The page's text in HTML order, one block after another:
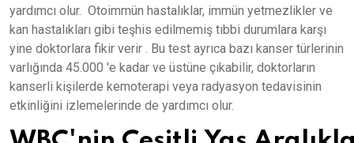
yardımcı olur. Otoimmün hastalıklar, immün yetmezlikler ve
kan hastalıkları gibi teşhis edilmemiş tıbbi durumlara karşı
yine doktorlara fikir verir . Bu test ayrıca bazı kanser türlerinin
varlığında 45.000 'e kadar ve üstüne çıkabilir, doktorların
kanserli kişilerde kemoterapi veya radyasyon tedavisinin
etkinliğini izlemelerinde de yardımcı olur.